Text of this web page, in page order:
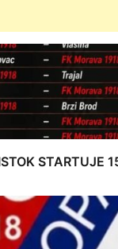
STARTUJE